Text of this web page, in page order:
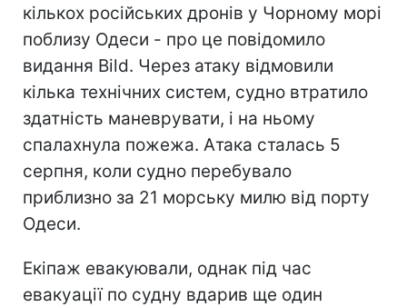
кількох російських дронів у Чорному морі
поблизу Одеси - про це повідомило
видання Bild. Через атаку відмовили
кілька технічних систем, судно втратило
здатність маневрувати, і на ньому
спалахнула пожежа. Атака сталась 5
серпня, коли судно перебувало
приблизно за 21 морську милю від порту
Одеси.
Екіпаж евакуювали, однак під час
евакуації по судну вдарив ще один